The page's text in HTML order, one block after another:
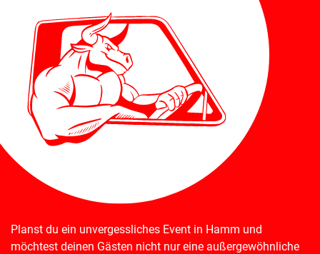
Planst du ein unvergessliches Event in Hamm und
möchtest deinen Gästen nicht nur eine außergewöhnliche